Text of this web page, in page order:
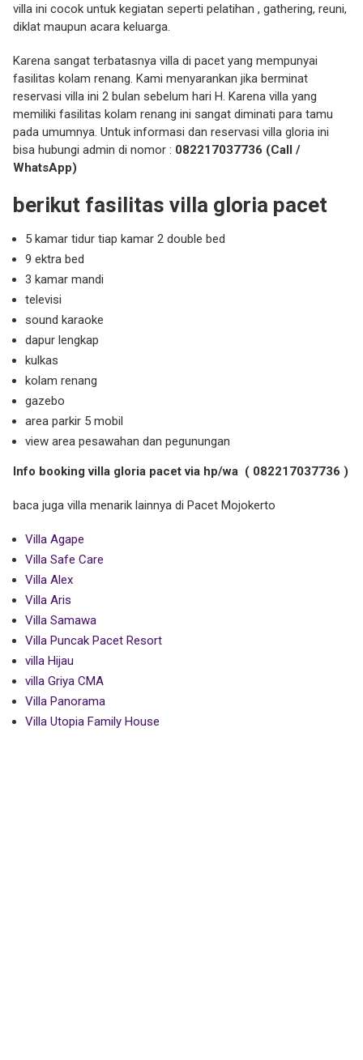
villa ini cocok untuk kegiatan seperti pelatihan , gathering, reuni,
diklat maupun acara keluarga.
Karena sangat terbatasnya villa di pacet yang mempunyai
fasilitas kolam renang. Kami menyarankan jika berminat
reservasi villa ini 2 bulan sebelum hari H. Karena villa yang
memiliki fasilitas kolam renang ini sangat diminati para tamu
pada umumnya. Untuk informasi dan reservasi villa gloria ini
bisa hubungi admin di nomor : 082217037736 (Call /
WhatsApp)
berikut fasilitas villa gloria pacet
5 kamar tidur tiap kamar 2 double bed
9 ektra bed
3 kamar mandi
televisi
sound karaoke
dapur lengkap
kulkas
kolam renang
gazebo
area parkir 5 mobil
view area pesawahan dan pegunungan
Info booking villa gloria pacet via hp/wa ( 082217037736 )
baca juga villa menarik lainnya di Pacet Mojokerto
Villa Agape
Villa Safe Care
Villa Alex
Villa Aris
Villa Samawa
Villa Puncak Pacet Resort
villa Hijau
villa Griya CMA
Villa Panorama
Villa Utopia Family House